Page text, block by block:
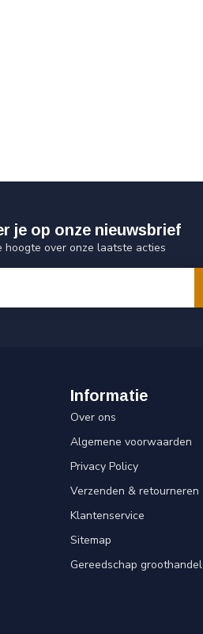
je op onze nieuwsbrief
hoogte over onze laatste acties
Informatie
Over ons
Algemene voorwaarden
Privacy Policy
Verzenden & retourneren
Klantenservice
Sitemap
Gereedschap groothandel